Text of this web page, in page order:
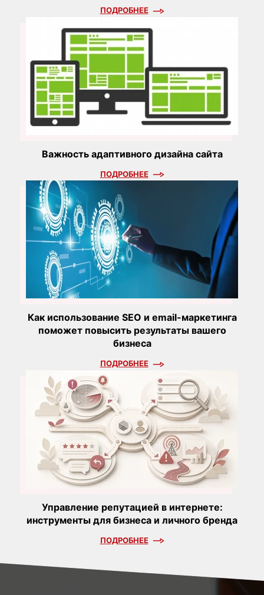
ПОДРОБНЕЕ
Важность адаптивного дизайна сайта
ПОДРОБНЕЕ
Как использование SEO и email-маркетинга
поможет повысить результаты вашего
бизнеса
ПОДРОБНЕЕ
Управление репутацией в интернете:
инструменты для бизнеса и личного бренда
ПОДРОБНЕЕ